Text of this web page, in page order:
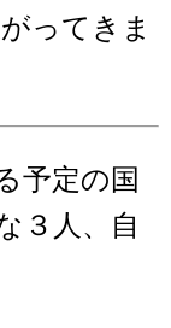
ってきま
予定の国
３人、自